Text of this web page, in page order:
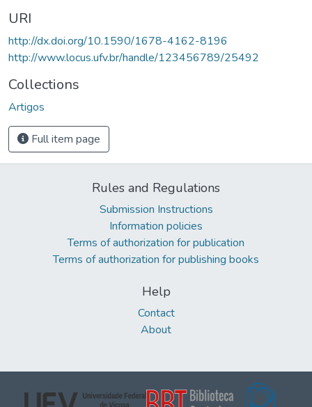
URI
http://dx.doi.org/10.1590/1678-4162-8196
http://www.locus.ufv.br/handle/123456789/25492
Collections
Artigos
Full item page
Rules and Regulations
Submission Instructions
Information policies
Terms of authorization for publication
Terms of authorization for publishing books
Help
Contact
About